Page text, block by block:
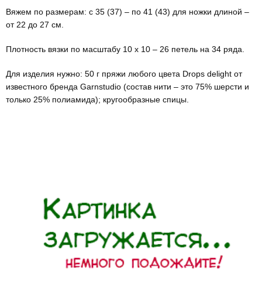
Вяжем по размерам: с 35 (37) – по 41 (43) для ножки длиной –
от 22 до 27 см.
Плотность вязки по масштабу 10 х 10 – 26 петель на 34 ряда.
Для изделия нужно: 50 г пряжи любого цвета Drops delight от
известного бренда Garnstudio (состав нити – это 75% шерсти и
только 25% полиамида); кругообразные спицы.